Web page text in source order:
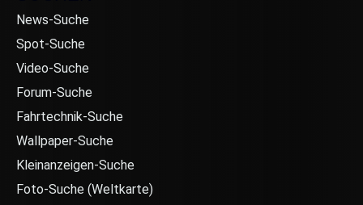
News-Suche
Spot-Suche
Video-Suche
Forum-Suche
Fahrtechnik-Suche
Wallpaper-Suche
Kleinanzeigen-Suche
Foto-Suche (Weltkarte)